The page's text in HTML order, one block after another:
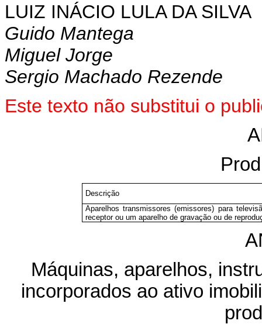
LUIZ INÁCIO LULA DA SILVA
Guido Mantega
Miguel Jorge
Sergio Machado Rezende
Este texto não substitui o
Descrição
Aparelhos transmissores (emissores) para
receptor ou um aparelho de gravação ou de
Máquinas, aparelhos,
incorporados ao ativo